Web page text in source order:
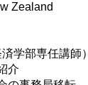
Zealand
学部専任講師）
介